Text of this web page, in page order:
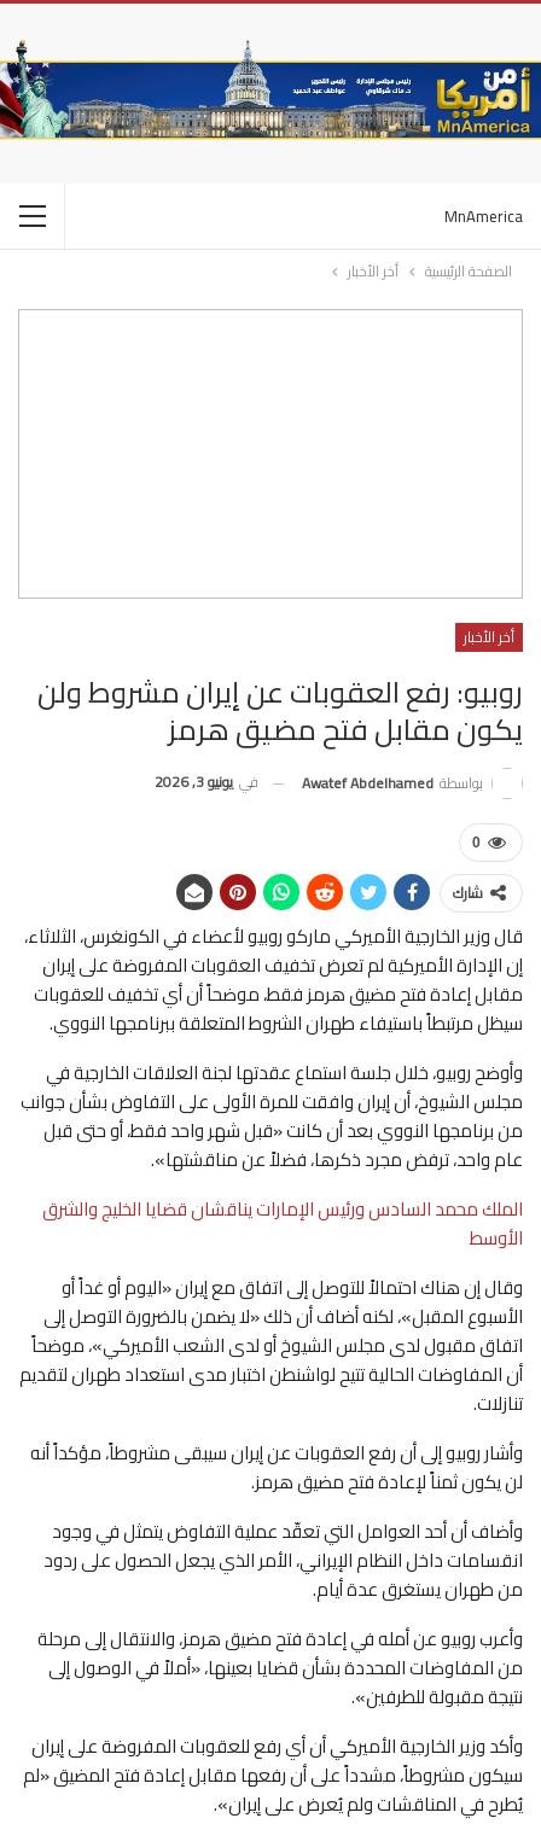
MnAmerica
الصفحة الرئيسية أخر الأخبار
أخر الأخبار
روبيو: رفع العقوبات عن إيران مشروط ولن
يكون مقابل فتح مضيق هرمز
بواسطة Awatef Abdelhamed في يونيو 3, 2026
0
شارك
قال وزير الخارجية الأميركي ماركو روبيو لأعضاء في الكونغرس، الثلاثاء،
إن الإدارة الأميركية لم تعرض تخفيف العقوبات المفروضة على إيران
مقابل إعادة فتح مضيق هرمز فقط، موضحاً أن أي تخفيف للعقوبات
سيظل مرتبطاً باستيفاء طهران الشروط المتعلقة ببرنامجها النووي.
وأوضح روبيو، خلال جلسة استماع عقدتها لجنة العلاقات الخارجية في
مجلس الشيوخ، أن إيران وافقت للمرة الأولى على التفاوض بشأن جوانب
من برنامجها النووي بعد أن كانت «قبل شهر واحد فقط، أو حتى قبل
عام واحد، ترفض مجرد ذكرها، فضلاً عن مناقشتها».
الملك محمد السادس ورئيس الإمارات يناقشان قضايا الخليج والشرق
الأوسط
وقال إن هناك احتمالاً للتوصل إلى اتفاق مع إيران «اليوم أو غداً أو
الأسبوع المقبل»، لكنه أضاف أن ذلك «لا يضمن بالضرورة التوصل إلى
اتفاق مقبول لدى مجلس الشيوخ أو لدى الشعب الأميركي»، موضحاً
أن المفاوضات الحالية تتيح لواشنطن اختبار مدى استعداد طهران لتقديم
تنازلات.
وأشار روبيو إلى أن رفع العقوبات عن إيران سيبقى مشروطاً، مؤكداً أنه
لن يكون ثمناً لإعادة فتح مضيق هرمز.
وأضاف أن أحد العوامل التي تعقّد عملية التفاوض يتمثل في وجود
انقسامات داخل النظام الإيراني، الأمر الذي يجعل الحصول على ردود
من طهران يستغرق عدة أيام.
وأعرب روبيو عن أمله في إعادة فتح مضيق هرمز، والانتقال إلى مرحلة
من المفاوضات المحددة بشأن قضايا بعينها، «أملاً في الوصول إلى
نتيجة مقبولة للطرفين».
وأكد وزير الخارجية الأميركي أن أي رفع للعقوبات المفروضة على إيران
سيكون مشروطاً، مشدداً على أن رفعها مقابل إعادة فتح المضيق «لم
يُطرح في المناقشات ولم يُعرض على إيران».